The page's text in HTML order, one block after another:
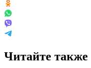
Читайте также